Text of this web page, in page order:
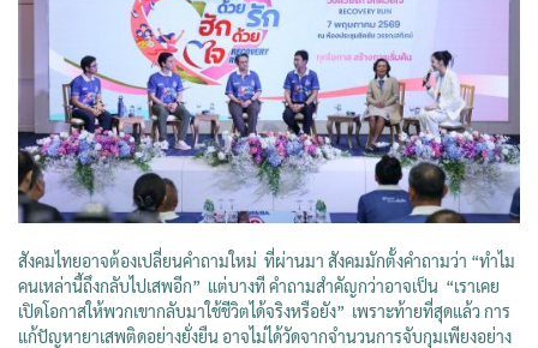
สังคมไทยอาจต้องเปลี่ยนคำถามใหม่ ที่ผ่านมา สังคมมักตั้งคำถามว่า “ทำไม
คนเหล่านี้ถึงกลับไปเสพอีก” แต่บางที คำถามสำคัญกว่าอาจเป็น “เราเคย
เปิดโอกาสให้พวกเขากลับมาใช้ชีวิตได้จริงหรือยัง” เพราะท้ายที่สุดแล้ว การ
แก้ปัญหายาเสพติดอย่างยั่งยืน อาจไม่ได้วัดจากจำนวนการจับกุมเพียงอย่าง